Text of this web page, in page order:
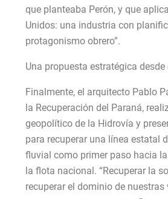
que planteaba Perón, y que
Unidos: una industria con
protagonismo obrero”.
Una propuesta estratégica desde
Finalmente, el arquitecto Pablo
la Recuperación del Paraná,
geopolítico de la Hidrovía y
para recuperar una línea estatal
fluvial como primer paso hacia
la flota nacional. “Recuperar la
recuperar el dominio de nuestras